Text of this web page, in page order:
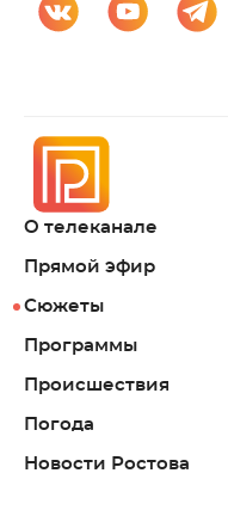
О телеканале
Прямой эфир
Сюжеты
Программы
Происшествия
Погода
Новости Ростова